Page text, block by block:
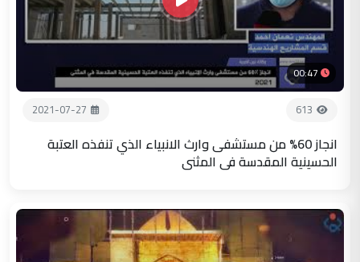
00:47
613
2021-07-27
انجاز 60% من مستشفى وارث الانبياء الذي تنفذه العتبة
الحسينية المقدسة في المثنى